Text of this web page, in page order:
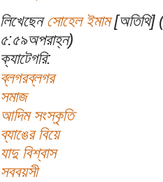
লিখেছেন সোহেল ইমাম[অতিথি]
৫:৫৯অপরাহ্ন)
ক্যাটেগরি:
ব্লগরব্লগর
সমাজ
আদিম সংস্কৃতি
ব্যাঙের বিয়ে
যাদু বিশ্বাস
সববয়সী